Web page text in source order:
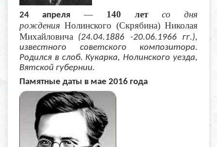
24 апреля — 140 лет со дня
рожденияНолинского (Скрябина) Николая
Михайловича
(24.04.1886 -20.06.1966 гг.),
известного советского композитора.
Родился в слоб. Кукарка, Нолинского уезда,
Вятской губернии.
Памятные даты в мае 2016 года